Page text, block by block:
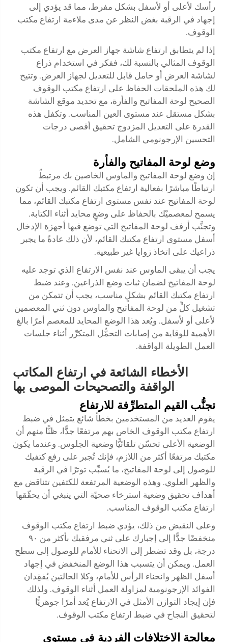
رأسك لأعلى أو لأسفل بشكل مفرط، مما قد يؤدي إلى
إجهاد في الرقبة بغض النظر عن مدى ملاءمة ارتفاع مكتب
الوقوف.
إذا لم يتطابق ارتفاع شاشة جهاز العرض مع ارتفاع مكتب
الوقوف المثالي بالنسبة لك، ففكر في استخدام ذراع
لشاشة العرض أو حامل قابل للتعديل لجهاز العرض. وتتيح
لك هذه الملحقات الحفاظ على ارتفاع مكتب الوقوف
الصحيح لوحة المفاتيح والفأرة، مع تحديد موقع الشاشة
بشكل مستقل عند مستوى العين المناسب. وتكفل هذه
القدرة على التعديل المزدوج تحقيق أقصى درجات
التحسين الإرجونومي الشامل.
وضع لوحة المفاتيح والفأرة
إن وضع لوحة المفاتيح والماوس الخاصين بك مرتبطٌ
ارتباطًا مباشرًا بفعالية ارتفاع مكتبك القائم. ويجب أن تكون
لوحة المفاتيح عند نفس مستوى ارتفاع مكتبك القائم، مما
يسمح لمعصميْك بالحفاظ على وضعٍ محايد أثناء الكتابة.
وتجنَّب أرفف لوحة المفاتيح التي توضع فيها أجهزة الإدخال
أسفل مستوى ارتفاع مكتبك القائم، لأن ذلك عادةً ما يجبر
ذراعيك على اتخاذ زوايا غير طبيعية.
يجب أن يبقى الماوس عند نفس الارتفاع الذي توجد عليه
لوحة المفاتيح لضمان ثبات وضع الذراعين. وعند ضبط
ارتفاع مكتبك القائم بشكلٍ مناسب، يجب أن تتمكن من
تشغيل كلٍّ من لوحة المفاتيح والماوس دون ثني المعصمين
لأعلى أو لأسفل. ويُعد هذا الوضع المحايد للمعصم أمرًا بالغ
الأهمية للوقاية من إصابات التحمُّل المتكرِّر أثناء جلسات
العمل الطويلة الواقفة.
الأخطاء الشائعة في ارتفاع المكاتب
الواقفة والتصحيحات الموصى بها
تجنُّب القيم المتطرِّفة للارتفاع
يقوم العديد من المستخدمين بخطأ شائع يتمثل في ضبط
ارتفاع مكتب الوقوف الخاص بهم مرتفعًا جدًّا، ظنًّا منهم أن
الوضعية الأعلى تحسّن تلقائيًّا وضعية الجلوس. وعندما يكون
مكتبك مرتفعًا أكثر من اللازم، فإنك تُجبر على رفع كتفيك
للوصول إلى لوحة المفاتيح، ما يُسبِّب توترًا في الرقبة
والظهر العلوي. وهذه الوضعية المرتفعة للكتفين تتناقض مع
أهداف تحقيق وضعية استرخاء صحيّة التي ينبغي أن يحقّقها
ارتفاع مكتب الوقوف المناسب.
وعلى النقيض من ذلك، يؤدي ضبط ارتفاع مكتب الوقوف
منخفضًا جدًّا إلى إجبارك على ثني مرفقيك بأكثر من ٩٠
درجة، بل وقد تضطر إلى الانحناء للأمام للوصول إلى سطح
العمل. ويمكن أن يتسبب هذا الوضع المنخفض في إجهاد
أسفل الظهر وانحناء الرأس للأمام، وكلا الحالتين يُفقِدان
الفوائد الإرجونومية لمزاولة العمل أثناء الوقوف. ولذلك
فإن إيجاد التوازن الأمثل في الارتفاع يُعد أمرًا جوهريًّا
لتحقيق النجاح في ضبط ارتفاع مكتب الوقوف.
معالجة الاختلافات الفردية في مستوى